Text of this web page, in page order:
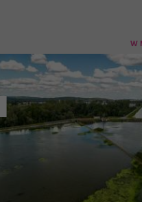
W